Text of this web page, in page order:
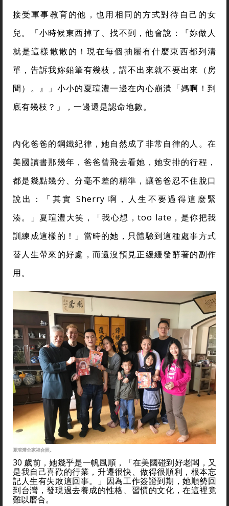
接受軍事教育的他，也用相同的方式對待自己的女
兒。「小時候東西掉了、找不到，他會說：『妳做人
就是這樣散散的！現在每個抽屜有什麼東西都列清
單，告訴我妳鉛筆有幾枝，講不出來就不要出來（房
間）。』」小小的夏瑄澧一邊在內心崩潰「媽啊！到
底有幾枝？」，一邊還是認命地數。
內化爸爸的鋼鐵紀律，她自然成了非常自律的人。在
美國讀書那幾年，爸爸曾飛去看她，她安排的行程，
都是幾點幾分、分毫不差的精準，讓爸爸忍不住脫口
說出：「其實 Sherry 啊，人生不要過得這麼緊
湊。」夏瑄澧大笑，「我心想，too late，是你把我
訓練成這樣的！」當時的她，只體驗到這種處事方式
替人生帶來的好處，而還沒預見正緩緩發酵著的副作
用。
夏瑄澧全家福合照。
30 歲前，她幾乎是一帆風順，「在美國碰到好老闆，又
是我自己喜歡的行業，升遷很快、做得很順利，根本忘
記人生有失敗這回事。」因為工作簽證到期，她順勢回
到台灣，發現過去養成的性格、習慣的文化，在這裡竟
難以磨合。